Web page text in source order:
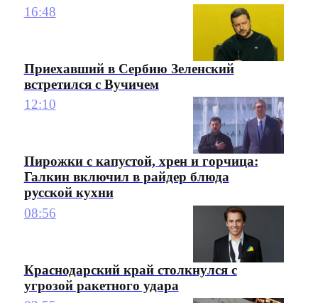
16:48
Приехавший в Сербию Зеленский
встретился с Вучичем
12:10
Пирожки с капустой, хрен и горчица:
Галкин включил в райдер блюда
русской кухни
08:56
Краснодарский край столкнулся с
угрозой ракетного удара